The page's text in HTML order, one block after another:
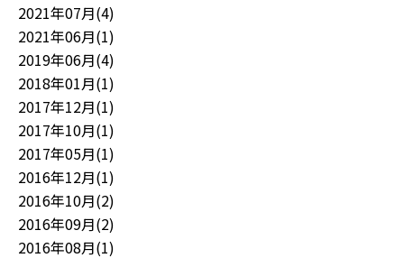
2021年07月(4)
2021年06月(1)
2019年06月(4)
2018年01月(1)
2017年12月(1)
2017年10月(1)
2017年05月(1)
2016年12月(1)
2016年10月(2)
2016年09月(2)
2016年08月(1)